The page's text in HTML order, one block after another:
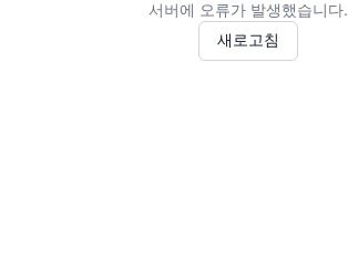
서버에 오류가 발생했습니다.
새로고침